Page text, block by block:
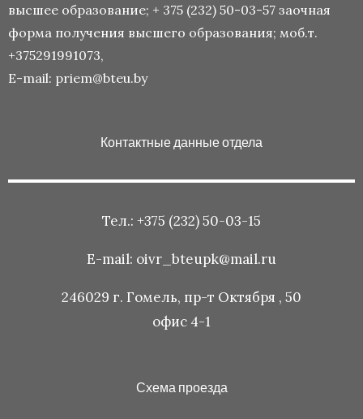
высшее образование; + 375 (232) 50-03-57 заочная
форма получения высшего образования; моб.т.
+375291991073,
Е-mail: priem@bteu.by
Контактные данные отдела
Тел.: +375 (232) 50-03-15
E-mail: oivr_bteupk@mail.ru
246029 г. Гомель, пр-т Октября , 50
офис 4-1
Схема проезда